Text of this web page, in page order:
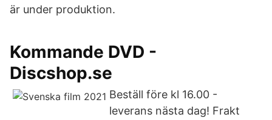
är under produktion.
Kommande DVD -
Discshop.se
Beställ före kl 16.00 -
leverans nästa dag! Frakt